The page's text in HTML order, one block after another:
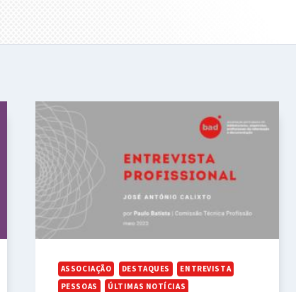
ASSOCIAÇÃO DESTAQUES
ENTREVISTA
PESSOAS
ÚLTIMAS NOTÍCIAS